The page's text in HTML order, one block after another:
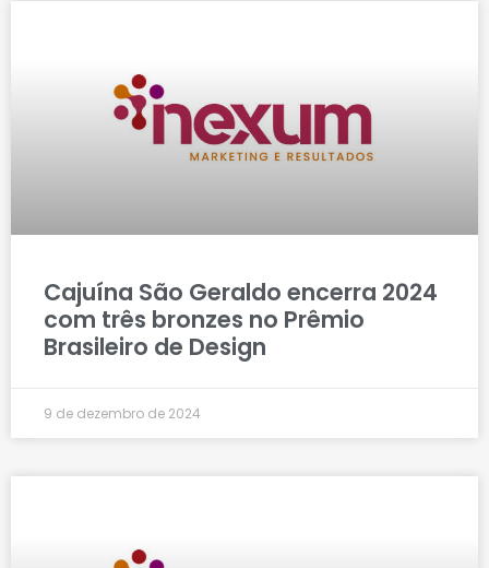
Cajuína São Geraldo encerra 2024
com três bronzes no Prêmio
Brasileiro de Design
9 de dezembro de 2024